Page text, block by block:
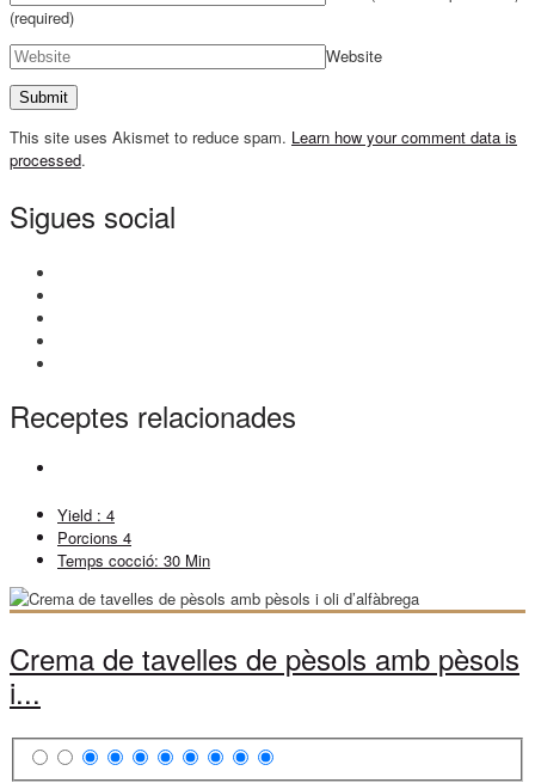
(required)
Website
This site uses Akismet to reduce spam. Learn how your comment data is
processed.
Sigues social
Receptes relacionades
Yield : 4
Porcions 4
Temps cocció: 30 Min
Crema de tavelles de pèsols amb pèsols
i...